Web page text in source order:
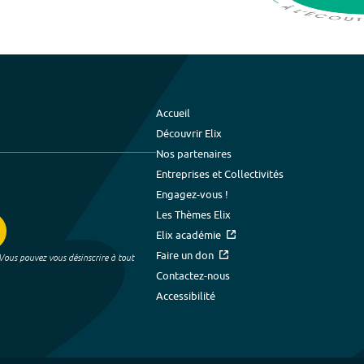
pouvez vous désinscrire à tout
Accueil
Découvrir Elix
Nos partenaires
Entreprises et Collectivités
Engagez-vous !
Les Thèmes Elix
Elix académie
Faire un don
Contactez-nous
Accessibilité